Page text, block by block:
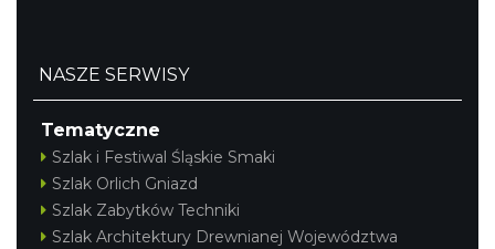
NASZE SERWISY
Tematyczne
Szlak i Festiwal Śląskie Smaki
Szlak Orlich Gniazd
Szlak Zabytków Techniki
Szlak Architektury Drewnianej Województwa